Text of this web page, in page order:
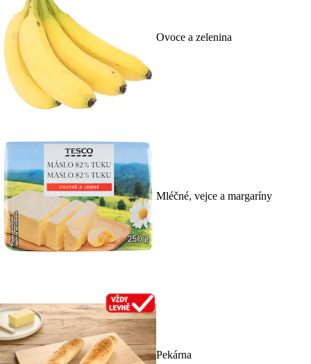
Ovoce a zelenina
Mléčné, vejce a margaríny
Pekárna